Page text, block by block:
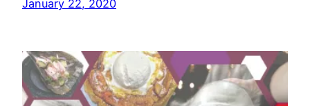
January 22, 2020